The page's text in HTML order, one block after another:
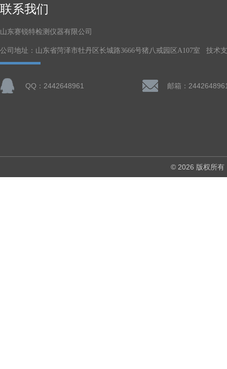
联系我们
山东赛锐特检测仪器有限公司
公司地址：山东省菏泽市牡丹区长城路3666号猪八戒园区A107室 技术
QQ：2442648961 邮箱：
© 2026 版权所